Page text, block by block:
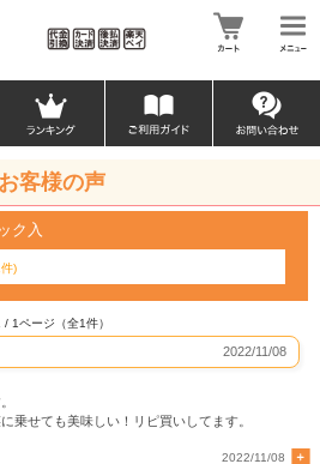
お客様の声
ク入
)
/ 1ページ（全1件）
2022/11/08
乗せても美味しい！リピ買いしてます。
2022/11/08